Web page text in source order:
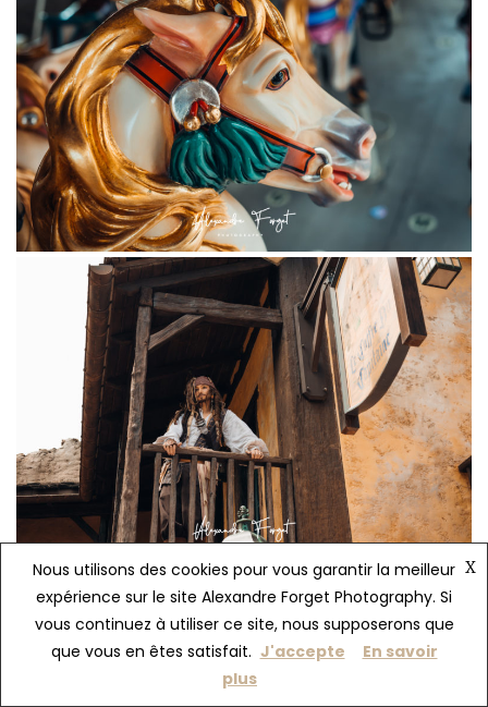
Nous utilisons des cookies pour vous garantir la meilleur
expérience sur le site Alexandre Forget Photography. Si
vous continuez à utiliser ce site, nous supposerons que
que vous en êtes satisfait.
X
J'accepte
En savoir
plus